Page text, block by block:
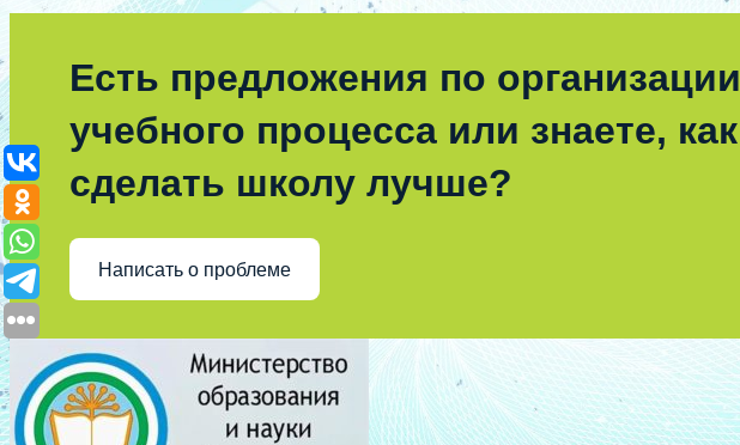
Есть предложения по организации
учебного процесса или знаете, как
сделать школу лучше?
Написать о проблеме